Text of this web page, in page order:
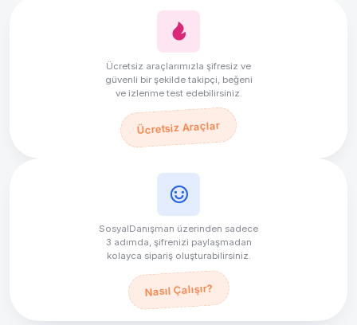
Ücretsiz araçlarımızla şifresiz ve
güvenli bir şekilde takipçi, beğeni
ve izlenme test edebilirsiniz.
Ücretsiz Araçlar
SosyalDanışman üzerinden sadece
3 adımda, şifrenizi paylaşmadan
kolayca sipariş oluşturabilirsiniz.
Nasıl Çalışır?